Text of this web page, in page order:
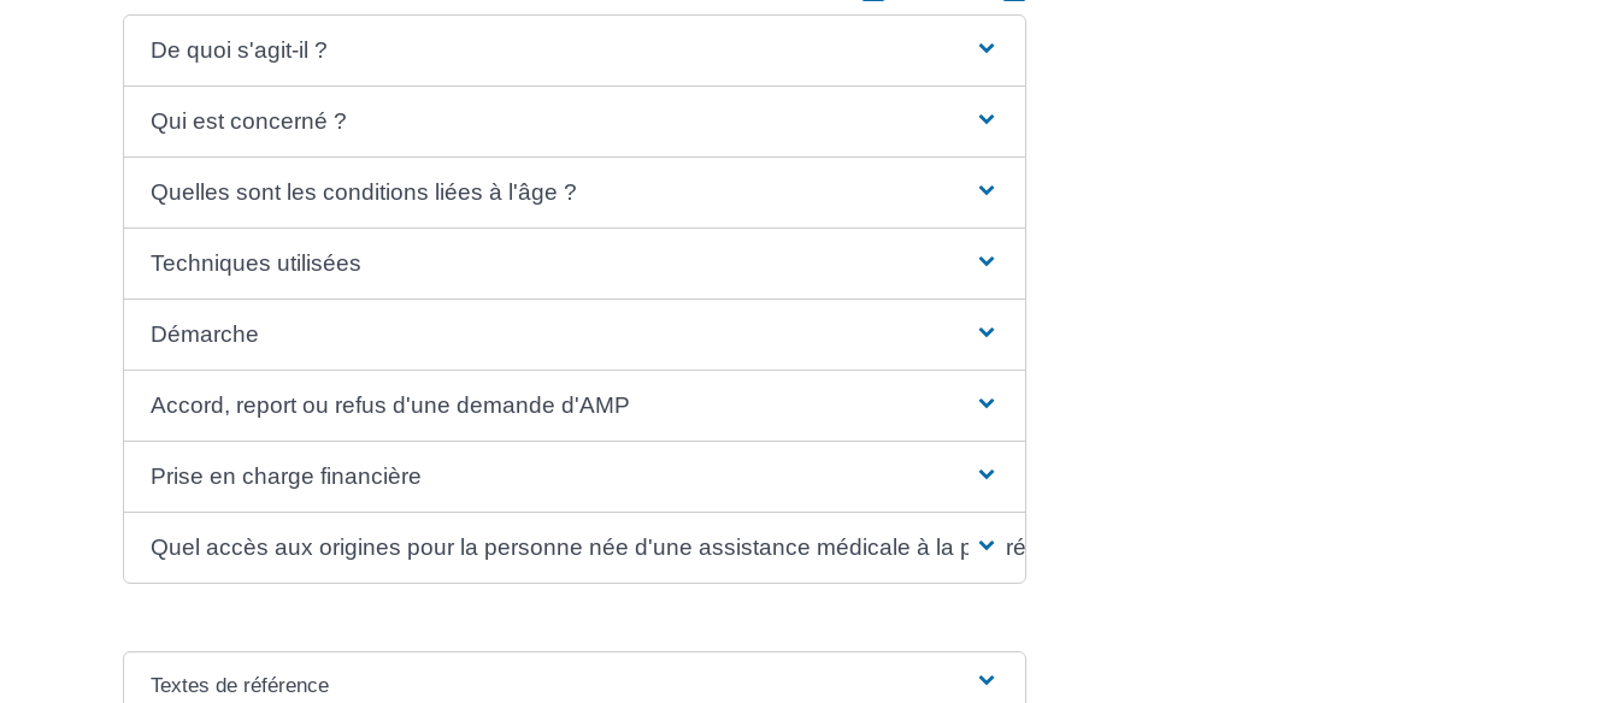
De quoi s'agit-il ?
Qui est concerné ?
Quelles sont les conditions liées à l'âge ?
Techniques utilisées
Démarche
Accord, report ou refus d'une demande d'AMP
Prise en charge financière
Quel accès aux origines pour la personne née d'une assistance médicale à la procréation avec tiers donneur ?
Textes de référence